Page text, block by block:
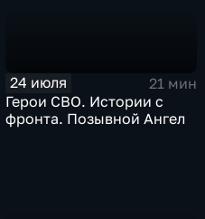
24 июля
21 мин
Герои СВО. Истории с
фронта. Позывной Ангел